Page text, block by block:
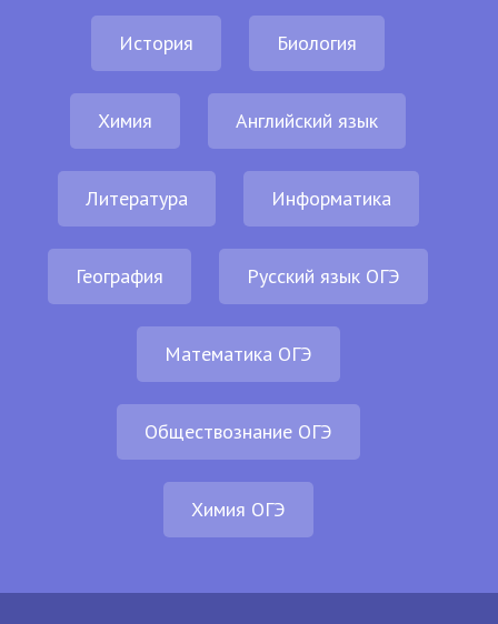
История Биология
Химия Английский язык
Литература Информатика
География Русский язык ОГЭ
Математика ОГЭ
Обществознание ОГЭ
Химия ОГЭ